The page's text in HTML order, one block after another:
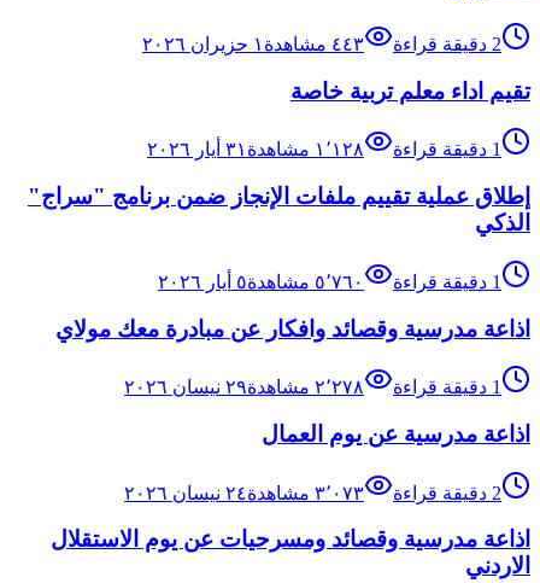
2 دقيقة قراءة ٤٤٣ مشاهدة ١ حزيران ٢٠٢٦
تقيم اداء معلم تربية خاصة
1 دقيقة قراءة ١٬١٢٨ مشاهدة ٣١ أيار ٢٠٢٦
إطلاق عملية تقييم ملفات الإنجاز ضمن برنامج "سراج"
الذكي
1 دقيقة قراءة ٥٬٧٦٠ مشاهدة٥ أيار ٢٠٢٦
اذاعة مدرسية وقصائد وافكار عن مبادرة معك مولاي
1 دقيقة قراءة ٢٬٢٧٨ مشاهدة٢٩ نيسان ٢٠٢٦
اذاعة مدرسية عن يوم العمال
2 دقيقة قراءة ٣٬٠٧٣ مشاهدة٢٤ نيسان ٢٠٢٦
اذاعة مدرسية وقصائد ومسرحيات عن يوم الاستقلال
الاردني